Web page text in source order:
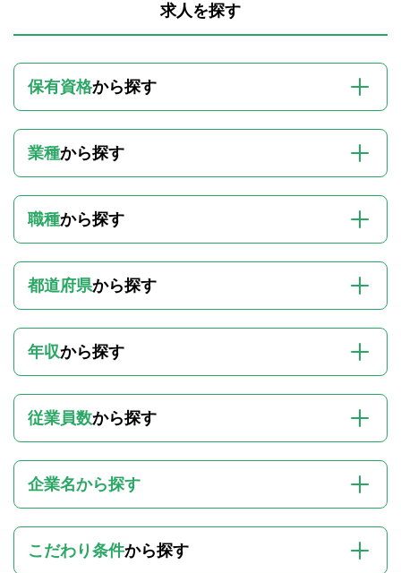
求人を探す
保有資格から探す
業種から探す
職種から探す
都道府県から探す
年収から探す
従業員数から探す
企業名から探す
こだわり条件から探す